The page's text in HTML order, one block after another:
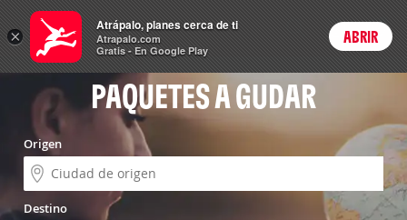
Menú Login
PAQUETES A GUDAR
Origen
Destino
×
Atrápalo, planes cerca de ti
Atrapalo.com
Gratis - En Google Play
ABRIR